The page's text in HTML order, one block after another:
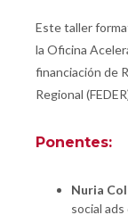
Este taller
la Oficina
financiación de
Regional
Ponentes:
Nuria
social